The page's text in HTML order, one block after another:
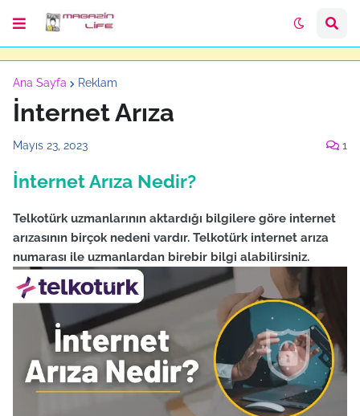
Ana Sayfa Reklam
İnternet Arıza
Mayıs 23, 2023 1
İnternet Arıza Nedir?
Telkotürk uzmanlarının aktardığı bilgilere göre internet
arızasının birçok nedeni vardır. Telkotürk internet arıza
numarası ile uzmanlardan birebir bilgi alabilirsiniz.